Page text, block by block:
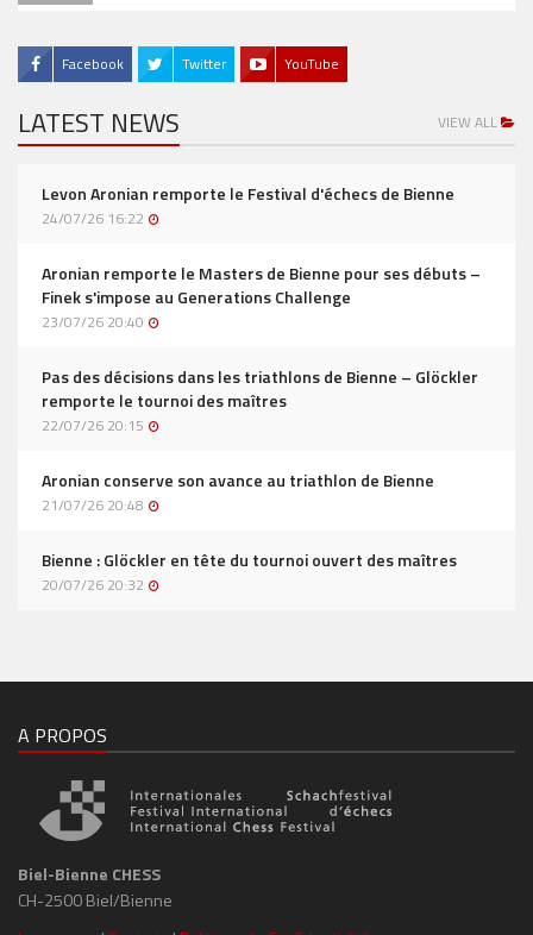
Facebook Twitter YouTube
LATEST NEWS VIEW ALL
Levon Aronian remporte le Festival d'échecs de Bienne
24/07/26 16:22
Aronian remporte le Masters de Bienne pour ses débuts –
Finek s'impose au Generations Challenge
23/07/26 20:40
Pas des décisions dans les triathlons de Bienne – Glöckler
remporte le tournoi des maîtres
22/07/26 20:15
Aronian conserve son avance au triathlon de Bienne
21/07/26 20:48
Bienne : Glöckler en tête du tournoi ouvert des maîtres
20/07/26 20:32
A PROPOS
Biel-Bienne CHESS
CH-2500 Biel/Bienne